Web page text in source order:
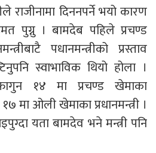
दिननपर्ने भयो कारण
पुग्नु । बामदेब पहिले प्रचण्ड
पधानमन्त्रीको प्रस्ताव
स्वाभाविक थियो होला ।
१४ मा प्रचण्ड खेमाका
मा ओली खेमाका प्रधानमन्त्री ।
यता बामदेव भने मन्त्री पनि